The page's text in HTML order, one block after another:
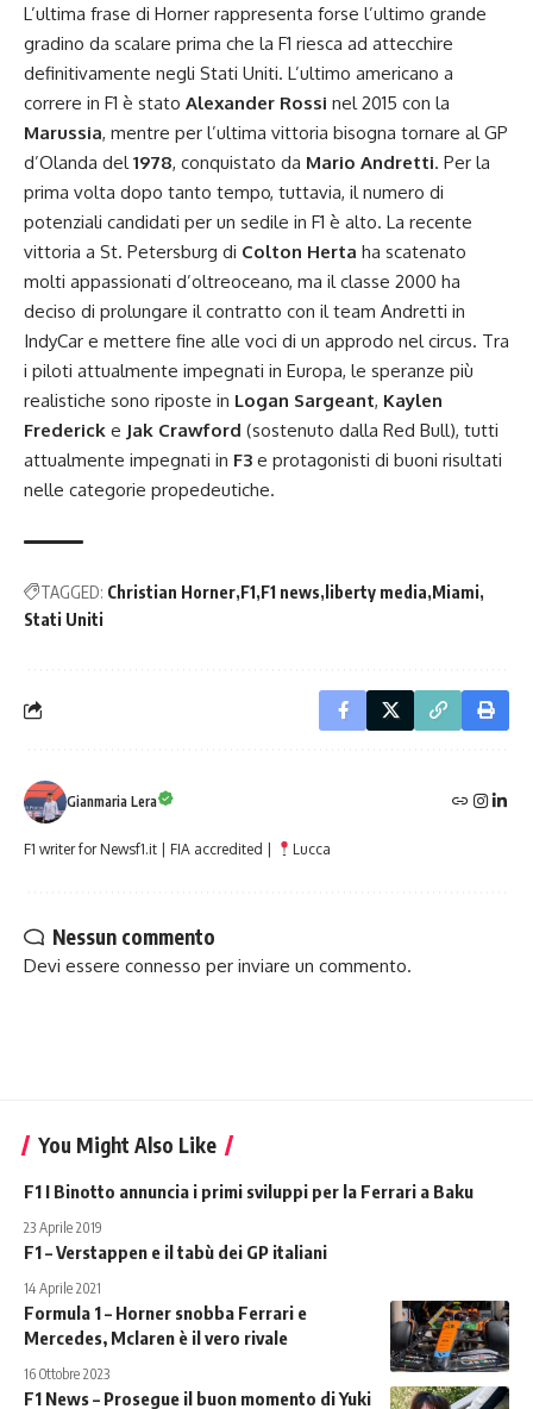
L’ultima frase di Horner rappresenta forse l’ultimo grande
gradino da scalare prima che la F1 riesca ad attecchire
definitivamente negli Stati Uniti. L’ultimo americano a
correre in F1 è stato Alexander Rossi nel 2015 con la
Marussia, mentre per l’ultima vittoria bisogna tornare al GP
d’Olanda del 1978, conquistato da Mario Andretti. Per la
prima volta dopo tanto tempo, tuttavia, il numero di
potenziali candidati per un sedile in F1 è alto. La recente
vittoria a St. Petersburg di Colton Herta ha scatenato
molti appassionati d’oltreoceano, ma il classe 2000 ha
deciso di prolungare il contratto con il team Andretti in
IndyCar e mettere fine alle voci di un approdo nel circus. Tra
i piloti attualmente impegnati in Europa, le speranze più
realistiche sono riposte in Logan Sargeant, Kaylen
Frederick e Jak Crawford (sostenuto dalla Red Bull), tutti
attualmente impegnati in F3 e protagonisti di buoni risultati
nelle categorie propedeutiche.
TAGGED: Christian Horner F1 F1 news liberty media Miami
Stati Uniti
Gianmaria Lera
F1 writer for Newsf1.it | FIA accredited | Lucca
Nessun commento
Devi essere connesso per inviare un commento.
You Might Also Like
F1 I Binotto annuncia i primi sviluppi per la Ferrari a Baku
23 Aprile 2019
F1 – Verstappen e il tabù dei GP italiani
14 Aprile 2021
Formula 1 – Horner snobba Ferrari e
Mercedes, Mclaren è il vero rivale
16 Ottobre 2023
F1 News – Prosegue il buon momento di Yuki